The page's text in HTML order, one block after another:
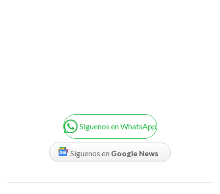
Siguenos en WhatsApp
Síguenos en Google News